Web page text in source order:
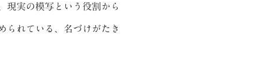
現実の模写という役割から
られている、名づけがたき